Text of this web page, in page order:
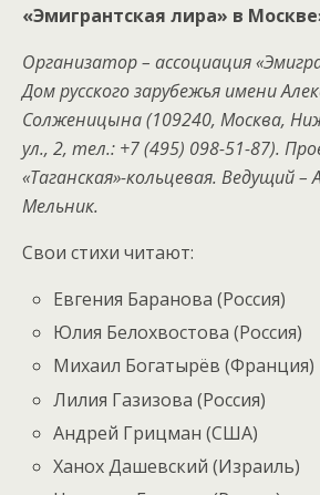
«Эмигрантская лира» в
Организатор – ассоциация
Дом русского зарубежья имени
Солженицына (109240, Москва,
ул., 2, тел.: +7 (495) 098-51-87).
«Таганская»-кольцевая. Ведущий –
Мельник.
Свои стихи читают:
Евгения Баранова (Россия)
Юлия Белохвостова (Россия)
Михаил Богатырёв (Франция)
Лилия Газизова (Россия)
Андрей Грицман (США)
Ханох Дашевский (Израиль)